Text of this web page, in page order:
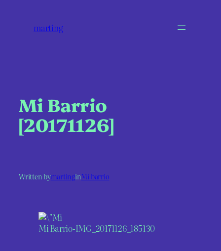
marting
Mi Barrio
[20171126]
Written bymartinginMi barrio
Mi Barrio-IMG_20171126_185130